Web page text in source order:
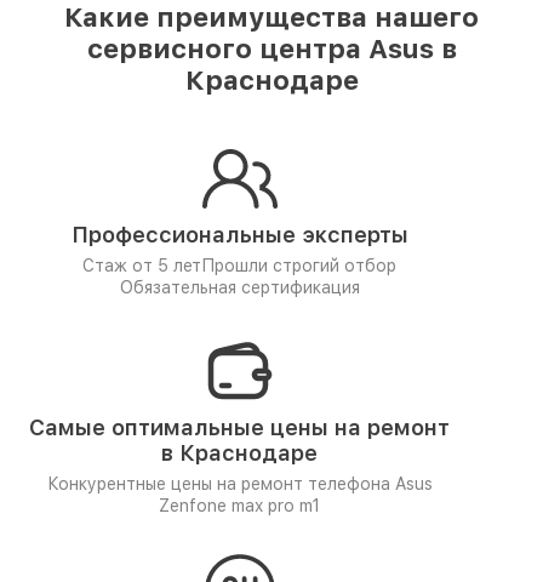
Какие преимущества нашего
сервисного центра Asus в
Краснодаре
Профессиональные эксперты
Стаж от 5 лет Прошли строгий отбор
Обязательная сертификация
Самые оптимальные цены на ремонт
в Краснодаре
Конкурентные цены на ремонт телефона Asus
Zenfone max pro m1